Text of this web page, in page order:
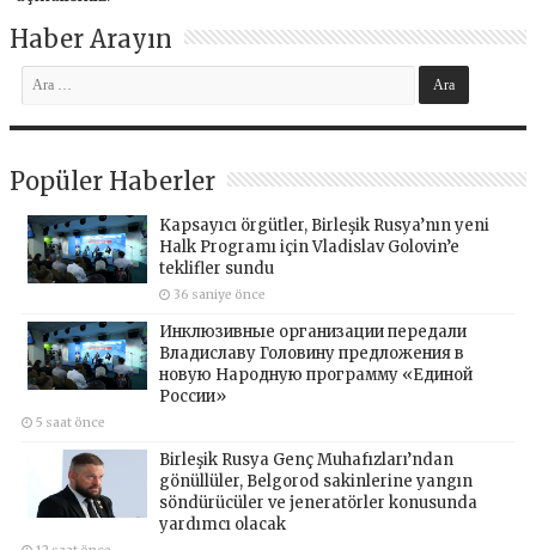
Haber Arayın
Popüler Haberler
Kapsayıcı örgütler, Birleşik Rusya’nın yeni
Halk Programı için Vladislav Golovin’e
teklifler sundu
36 saniye önce
Инклюзивные организации передали
Владиславу Головину предложения в
новую Народную программу «Единой
России»
5 saat önce
Birleşik Rusya Genç Muhafızları’ndan
gönüllüler, Belgorod sakinlerine yangın
söndürücüler ve jeneratörler konusunda
yardımcı olacak